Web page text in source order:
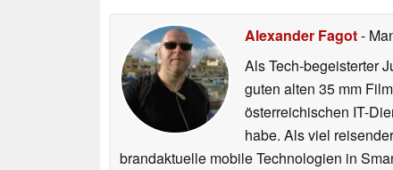
Alexander Fagot-
Als Tech-begeisterter
guten alten 35 mm
österreichischen IT-
habe. Als viel
brandaktuelle mobile Technologien in